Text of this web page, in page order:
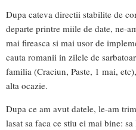
Dupa cateva directii stabilite de
departe printre miile de date, ne-
mai fireasca si mai usor de
cauta romanii in zilele de
familia (Craciun, Paste, 1 mai,
alta ocazie.
Dupa ce am avut datele, le-am
lasat sa faca ce stiu ei mai bine: